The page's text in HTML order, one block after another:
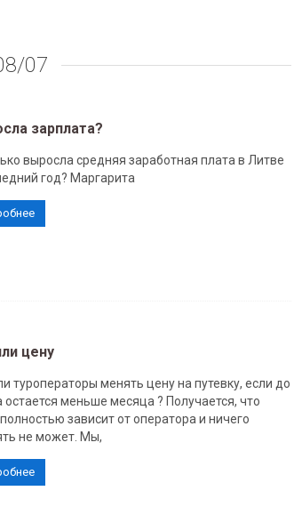
07
зарплата?
выросла средняя заработная плата в Литве
год? Маргарита
цену
туроператоры менять цену на путевку, если до
остается меньше месяца ? Получается, что
зависит от оператора и ничего
не может. Мы,